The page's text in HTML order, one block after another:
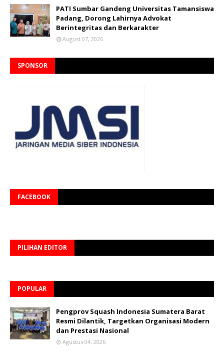
PATI Sumbar Gandeng Universitas Tamansiswa
Padang, Dorong Lahirnya Advokat
Berintegritas dan Berkarakter
August 07, 2026
SPONSOR
FACEBOOK
PILIHAN EDITOR
POPULAR
Pengprov Squash Indonesia Sumatera Barat
Resmi Dilantik, Targetkan Organisasi Modern
dan Prestasi Nasional
Agustus 04, 2026